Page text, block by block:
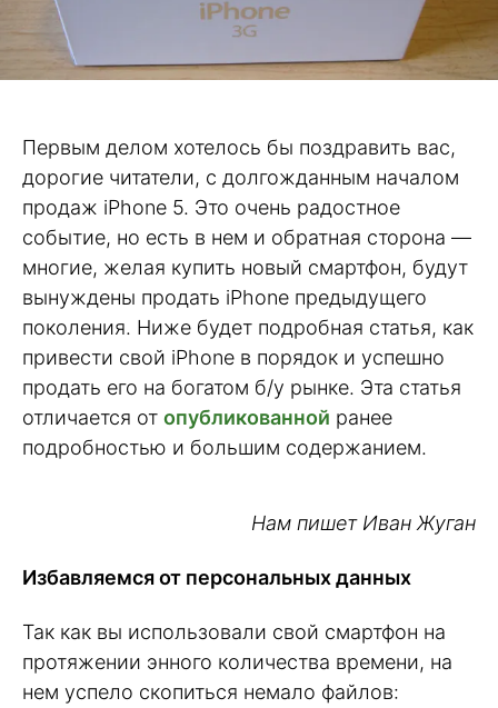
Первым делом хотелось бы поздравить вас,
дорогие читатели, с долгожданным началом
продаж iPhone 5. Это очень радостное
событие, но есть в нем и обратная сторона —
многие, желая купить новый смартфон, будут
вынуждены продать iPhone предыдущего
поколения. Ниже будет подробная статья, как
привести свой iPhone в порядок и успешно
продать его на богатом б/у рынке. Эта статья
отличается от опубликованной ранее
подробностью и большим содержанием.
Нам пишет Иван Жуган
Избавляемся от персональных данных
Так как вы использовали свой смартфон на
протяжении энного количества времени, на
нем успело скопиться немало файлов: